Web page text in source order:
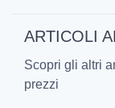
- Lunghezza/
- Larghezza (cm):
ARTICOLI
Scopri gli altri
prezzi